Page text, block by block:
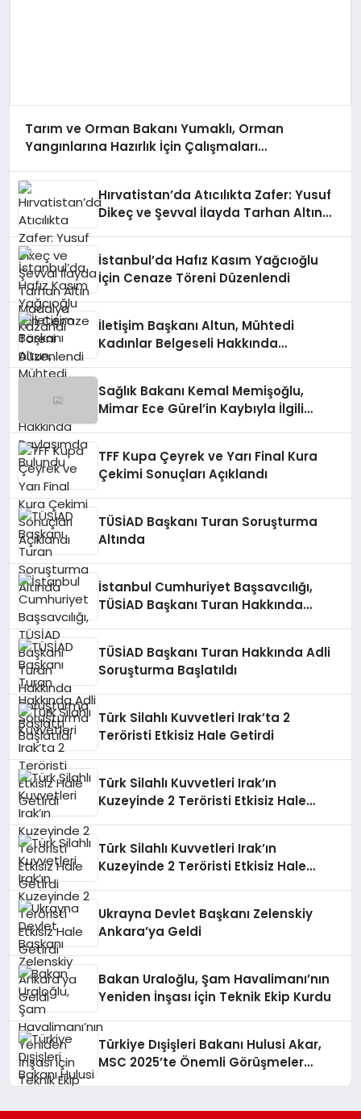
Tarım ve Orman Bakanı Yumaklı, Orman
Yangınlarına Hazırlık İçin Çalışmaları
Hırvatistan’da Atıcılıkta Zafer: Yusuf
Dikeç ve Şevval İlayda Tarhan Altın
İstanbul’da Hafız Kasım Yağcıoğlu
İçin Cenaze Töreni Düzenlendi
İletişim Başkanı Altun, Mühtedi
Kadınlar Belgeseli Hakkında
Sağlık Bakanı Kemal Memişoğlu,
Mimar Ece Gürel’in Kaybıyla İlgili
TFF Kupa Çeyrek ve Yarı Final Kura
Çekimi Sonuçları Açıklandı
TÜSİAD Başkanı Turan Soruşturma
Altında
İstanbul Cumhuriyet Başsavcılığı,
TÜSİAD Başkanı Turan Hakkında
TÜSİAD Başkanı Turan Hakkında Adli
Soruşturma Başlatıldı
Türk Silahlı Kuvvetleri Irak’ta 2
Teröristi Etkisiz Hale Getirdi
Türk Silahlı Kuvvetleri Irak’ın
Kuzeyinde 2 Teröristi Etkisiz Hale
Türk Silahlı Kuvvetleri Irak’ın
Kuzeyinde 2 Teröristi Etkisiz Hale
Ukrayna Devlet Başkanı Zelenskiy
Ankara’ya Geldi
Bakan Uraloğlu, Şam Havalimanı’nın
Yeniden İnşası için Teknik Ekip Kurdu
Türkiye Dışişleri Bakanı Hulusi Akar,
MSC 2025’te Önemli Görüşmeler